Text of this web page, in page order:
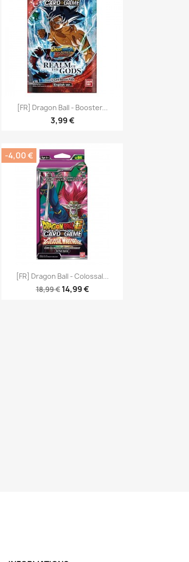
[FR] Dragon Ball - Booster...
3,99 €
Aperçu rapide
[FR] Dragon Ball - Colossal...
18,99 € 14,99 €
-4,00 €
Aperçu rapide